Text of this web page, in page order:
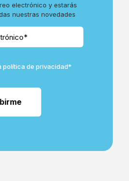
electrónico y estarás
nuestras novedades
política de privacidad*